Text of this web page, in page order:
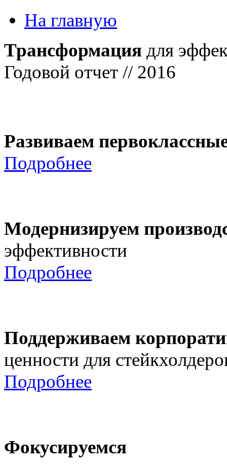
На главную
Трансформация для
Годовой отчет // 2016
Развиваем
Подробнее
Модернизируем
эффективности
Подробнее
Поддерживаем
ценности для
Подробнее
Фокусируемся